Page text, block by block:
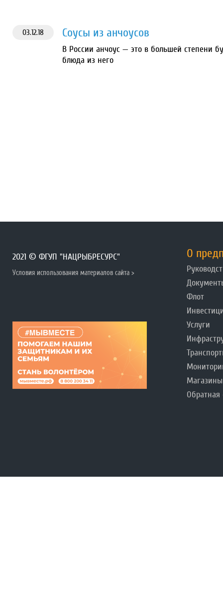
03.12.18 Соусы из анчоусов
В России анчоус — это в большей степени
блюда из него
2021 © ФГУП "НАЦРЫБРЕСУРС"
Условия использования материалов сайта >
О
Флот
Услуги
Магазины
Обратная